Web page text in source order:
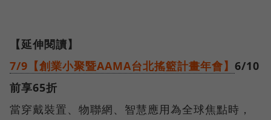
【延伸閱讀】
7/9【創業小聚暨AAMA台北搖籃計畫年會】 6/10
前享65折
當穿戴裝置、物聯網、智慧應用為全球焦點時，